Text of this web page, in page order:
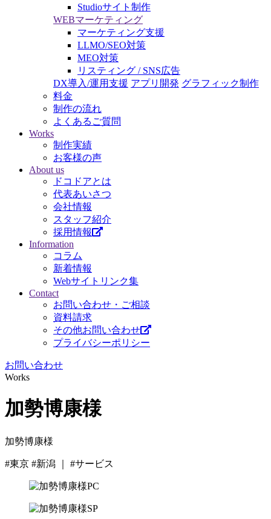
Studioサイト制作
WEBマーケティング
マーケティング支援
LLMO/SEO対策
MEO対策
リスティング / SNS広告
DX導入/運用支援 アプリ開発 グラフィック制作
料金
制作の流れ
よくあるご質問
Works
制作実績
お客様の声
About us
ドコドアとは
代表あいさつ
会社情報
スタッフ紹介
採用情報
Information
コラム
新着情報
Webサイトリンク集
Contact
お問い合わせ・ご相談
資料請求
その他お問い合わせ
プライバシーポリシー
お問い合わせ
Works
加勢博康様
加勢博康様
#東京 #新潟 ｜ #サービス